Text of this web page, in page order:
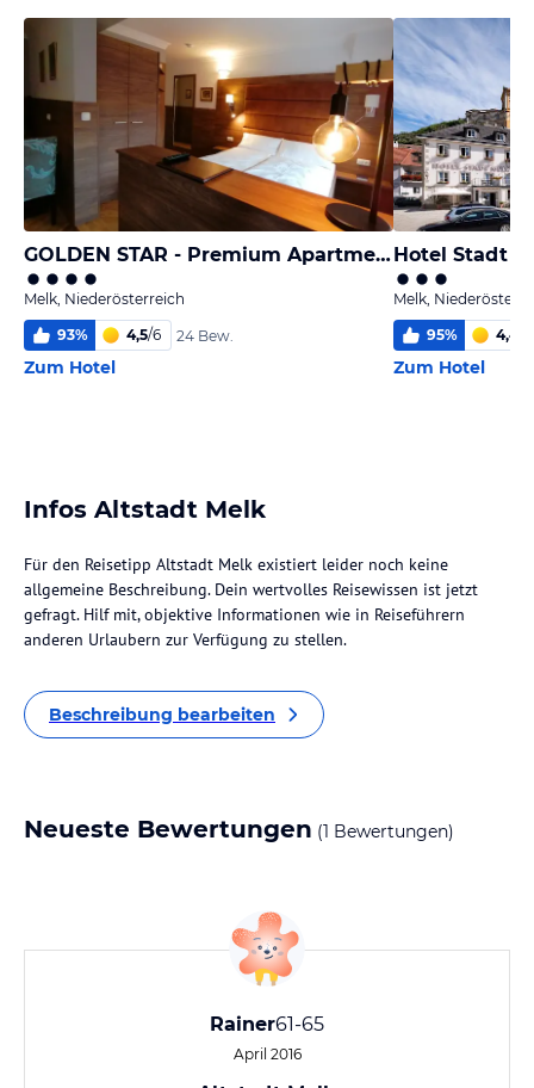
GOLDEN STAR - Premium Apartments
Melk, Niederösterreich
93% 4,5/6 24 Bew.
Zum Hotel
Hotel Stadt
Melk,
95% 4,4
Zum Hotel
Infos Altstadt Melk
Für den Reisetipp Altstadt Melk existiert leider noch keine
allgemeine Beschreibung. Dein wertvolles Reisewissen ist jetzt
gefragt. Hilf mit, objektive Informationen wie in Reiseführern
anderen Urlaubern zur Verfügung zu stellen.
Beschreibung bearbeiten
Neueste Bewertungen (1 Bewertungen)
Rainer61-65
April 2016